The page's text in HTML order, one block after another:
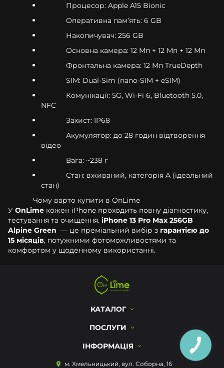
Процесор: Apple A15 Bionic
Оперативна памʼять: 6 GB
Накопичувач: 256 GB
Основна камера: 12 Мп + 12 Мп + 12 Мп
Фронтальна камера: 12 Мп TrueDepth
SIM: Dual-Sim (nano-SIM + eSIM)
Комунікації: 5G, Wi-Fi 6, Bluetooth 5.0,
NFC
Захист: IP68
Акумулятор: до 28 годин відтворення
відео
Вага: ~238 г
Стан: вживаний, категорія A (ідеальний
стан)
Чому варто купити в OnLime
У OnLime кожен iPhone проходить повну діагностику,
тестування та очищення. iPhone 13 Pro Max 256GB
Alpine Green — це преміальний вибір з гарантією до
15 місяців, потужними фотоможливостями та
комфортом у щоденному використанні.
КАТАЛОГ
ПОСЛУГИ
ІНФОРМАЦІЯ
м. Хмельницький, вул. Соборна, 16